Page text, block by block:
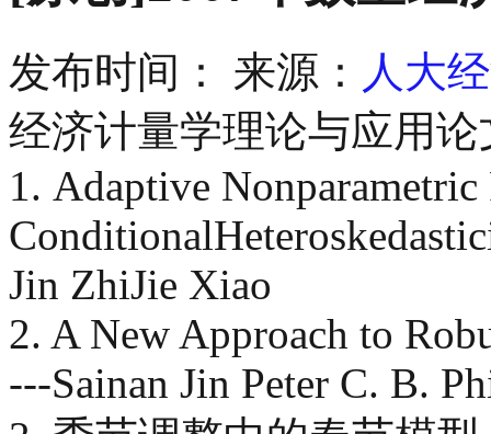
发布时间： 来源： 人大
经济计量学理论与应用论
1. Adaptive
Jin ZhiJie Xiao
2. A New Approach to
---Sainan Jin Peter C. B.